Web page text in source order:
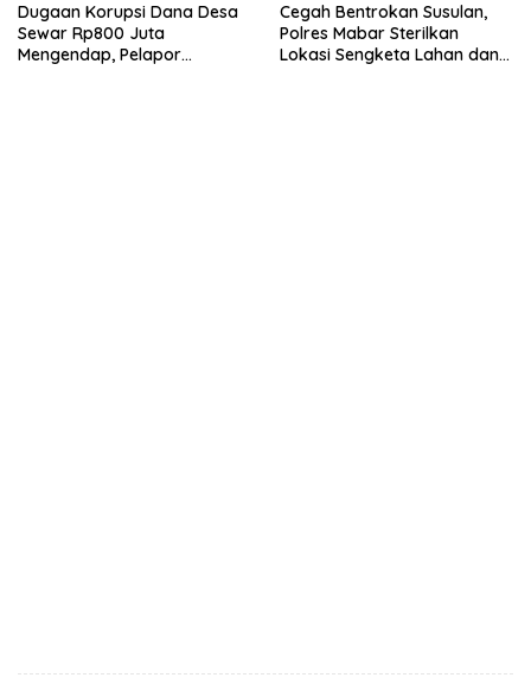
Dugaan Korupsi Dana Desa
Sewar Rp800 Juta
Mengendap, Pelapor
Cegah Bentrokan Susulan,
Polres Mabar Sterilkan
Lokasi Sengketa Lahan dan